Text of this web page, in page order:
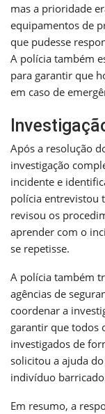
mas a prioridade
equipamentos de
que pudesse
A polícia também
para garantir que
em caso de
Após a resolução
investigação
incidente e
polícia entrevistou
revisou os
aprender com o
se repetisse.
A polícia também
agências de
coordenar a
garantir que todos
investigados de
solicitou a ajuda
indivíduo
Em resumo, a